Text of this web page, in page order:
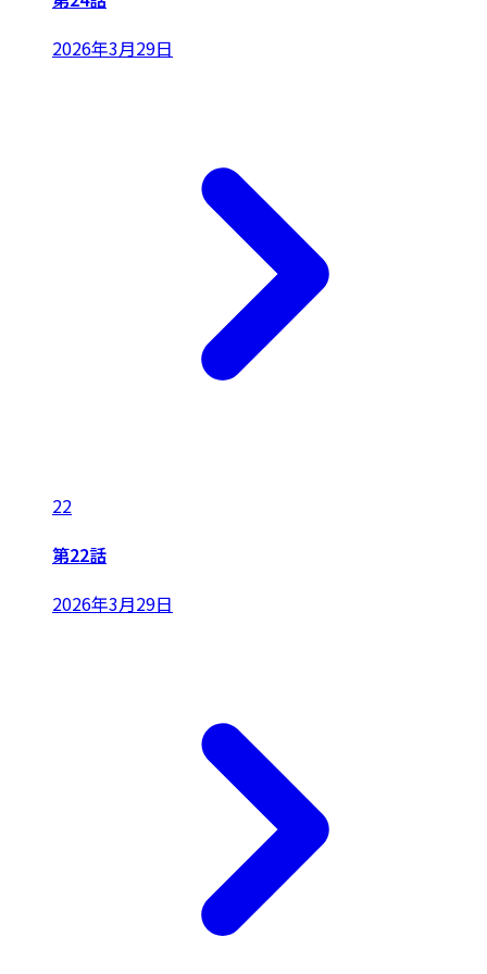
2026年3月29日
22
第22話
2026年3月29日